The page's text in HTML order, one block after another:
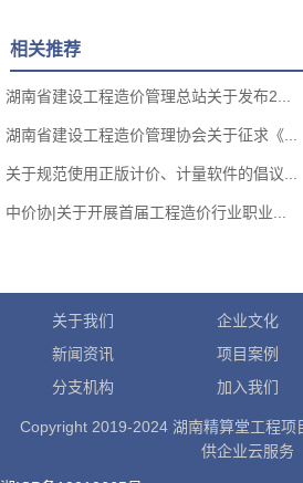
相关推荐
湖南省建设工程造价管理总站关于发布2...
湖南省建设工程造价管理协会关于征求《...
关于规范使用正版计价、计量软件的倡议...
中价协|关于开展首届工程造价行业职业...
关于我们 企业文化
新闻资讯
项目案例
分支机构
加入我们
Copyright 2019-2024 湖南精算堂工程
供企业云服务